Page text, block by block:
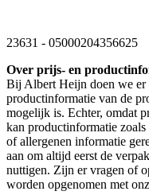
23631 - 05000204356625
Over prijs- en
Bij Albert Heijn doen we er
productinformatie van de
mogelijk is. Echter, omdat
kan productinformatie
of allergenen informatie
aan om altijd eerst de
nuttigen. Zijn er vragen of
worden opgenomen met